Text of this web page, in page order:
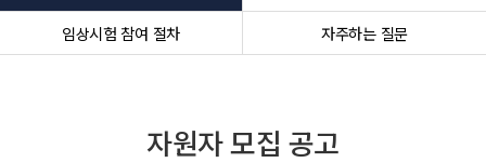
임상시험 참여 절차
자주하는 질문
자원자 모집 공고